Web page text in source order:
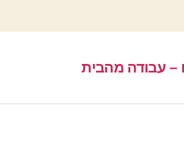
– עבודה מהבית